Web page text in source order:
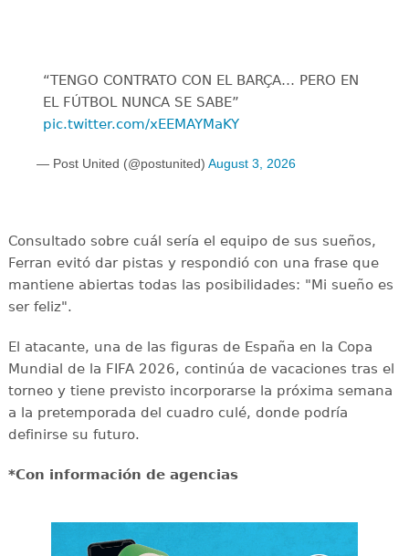
“TENGO CONTRATO CON EL BARÇA… PERO EN
EL FÚTBOL NUNCA SE SABE”
pic.twitter.com/xEEMAYMaKY
— Post United (@postunited) August 3, 2026
Consultado sobre cuál sería el equipo de sus sueños,
Ferran evitó dar pistas y respondió con una frase que
mantiene abiertas todas las posibilidades: "Mi sueño es
ser feliz".
El atacante, una de las figuras de España en la Copa
Mundial de la FIFA 2026, continúa de vacaciones tras el
torneo y tiene previsto incorporarse la próxima semana
a la pretemporada del cuadro culé, donde podría
definirse su futuro.
*Con información de agencias